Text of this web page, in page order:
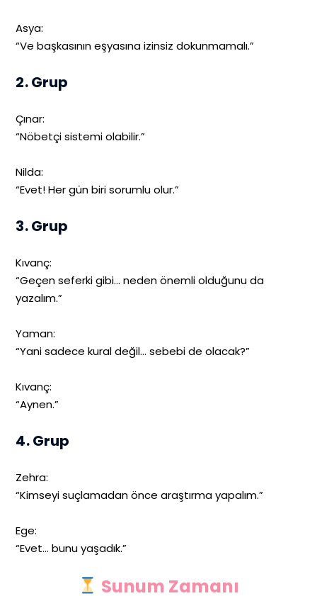
Asya:
“Ve başkasının eşyasına izinsiz dokunmamalı.”
2. Grup
Çınar:
“Nöbetçi sistemi olabilir.”
Nilda:
“Evet! Her gün biri sorumlu olur.”
3. Grup
Kıvanç:
“Geçen seferki gibi… neden önemli olduğunu da
yazalım.”
Yaman:
“Yani sadece kural değil… sebebi de olacak?”
Kıvanç:
“Aynen.”
4. Grup
Zehra:
“Kimseyi suçlamadan önce araştırma yapalım.”
Ege:
“Evet… bunu yaşadık.”
Sunum Zamanı